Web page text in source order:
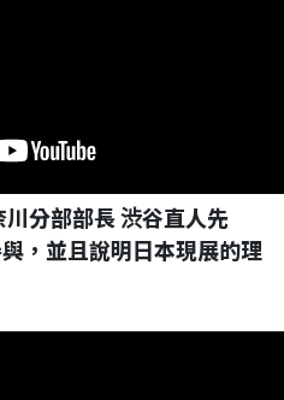
川分部部長 渋谷直人先
，並且說明日本現展的理